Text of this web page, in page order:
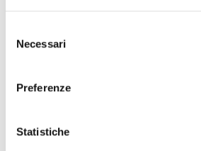
delNecessari
Preferenze
Statistiche
Wine Festival in Tour
Dora Sarchese a Ortona
Appuntamento conviviale con